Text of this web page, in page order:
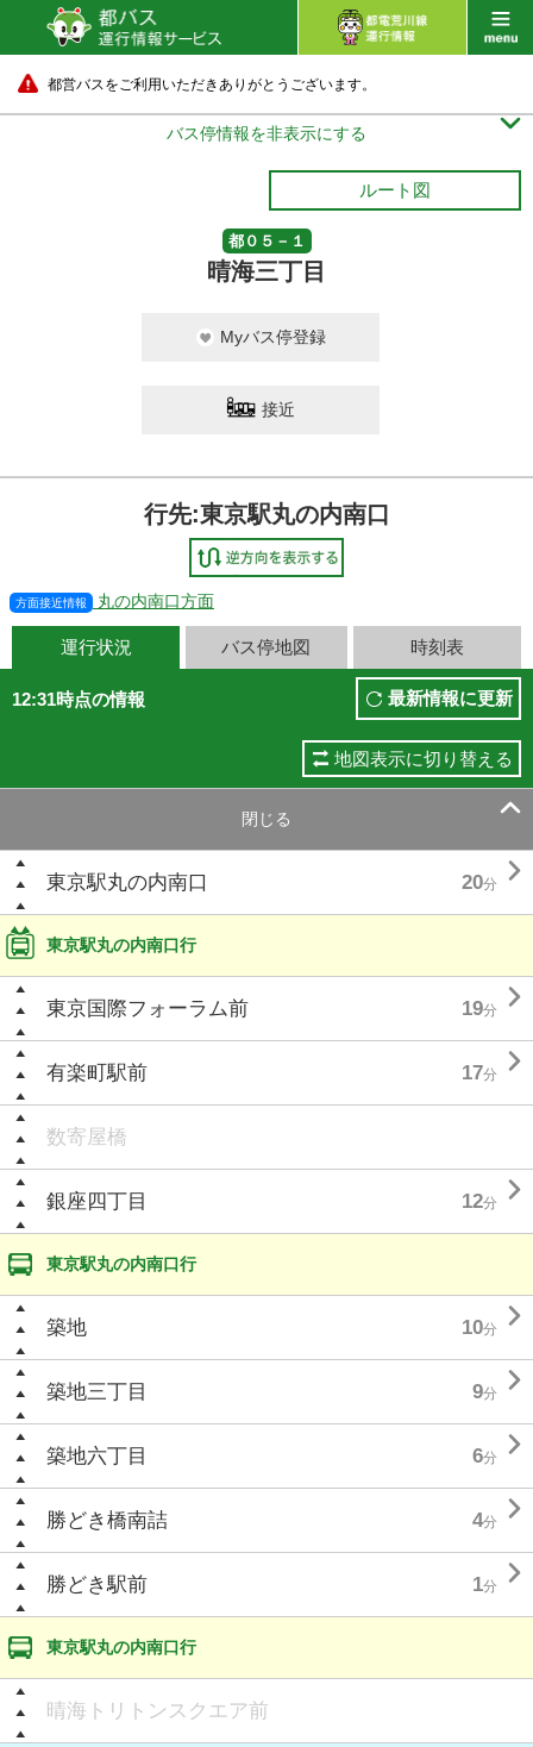
都営バスをご利用いただきありがとうございます。
バス停情報を非表示にする 
ルート図
都０５－１
晴海三丁目
Myバス停登録
接近
行先:東京駅丸の内南口
方面接近情報 丸の内南口方面
運行状況 バス停地図 時刻表
12:31時点の情報 最新情報に更新
地図表示に切り替える
閉じる 
東京駅丸の内南口 20分 
東京駅丸の内南口行
東京国際フォーラム前 19分 
有楽町駅前 17分 
数寄屋橋
銀座四丁目 12分 
東京駅丸の内南口行
築地 10分 
築地三丁目 9分 
築地六丁目 6分 
勝どき橋南詰 4分 
勝どき駅前 1分 
東京駅丸の内南口行
晴海トリトンスクエア前